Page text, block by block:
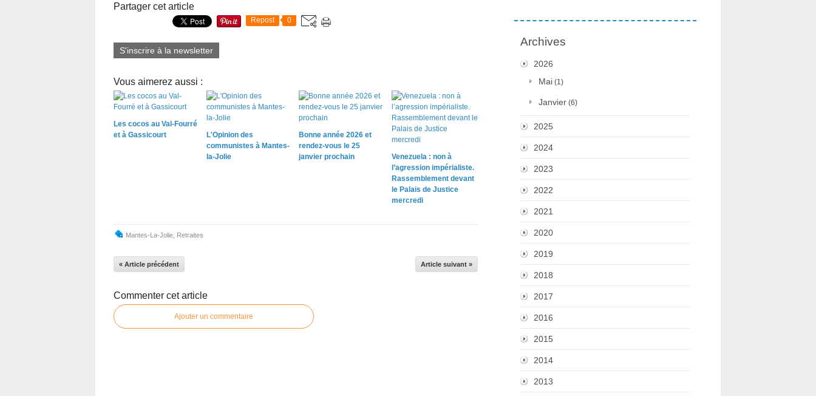
Partager cet article
Repost 0
S'inscrire à la newsletter
Vous aimerez aussi :
Les cocos au Val-Fourré
et à Gassicourt
L'Opinion des
communistes à Mantes-
la-Jolie
Bonne année 2026 et
rendez-vous le 25
janvier prochain
Venezuela : non à
l’agression impérialiste.
Rassemblement devant
le Palais de Justice
mercredi
Mantes-La-Jolie Retraites
« Article précédent Article suivant »
Commenter cet article
Ajouter un commentaire
Archives
2026
Mai (1)
Janvier (6)
2025
2024
2023
2022
2021
2020
2019
2018
2017
2016
2015
2014
2013